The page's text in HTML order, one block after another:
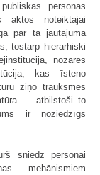
personas
aktos noteiktajai
par tā jautājuma
tostarp hierarhiski
nozares
kas īsteno
ziņo trauksmes
— atbilstoši to
ir noziedzīgs
sniedz personai
mehānismiem